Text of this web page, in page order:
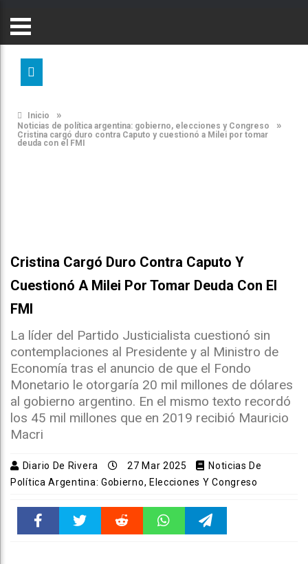
Inicio »
Noticias de política argentina: gobierno, elecciones y Congreso »
Cristina cargó duro contra Caputo y cuestionó a Milei por tomar
deuda con el FMI
Cristina Cargó Duro Contra Caputo Y
Cuestionó A Milei Por Tomar Deuda Con El
FMI
La líder del Partido Justicialista cuestionó sin
contemplaciones al Presidente y al Ministro de
Economía tras el anuncio de que el Fondo
Monetario le otorgaría 20 mil millones de dólares
al gobierno argentino. En el mismo texto recordó
los 45 mil millones que en 2019 recibió Mauricio
Macri
Diario De Rivera 27 Mar 2025
Noticias De
Política Argentina: Gobierno, Elecciones Y Congreso